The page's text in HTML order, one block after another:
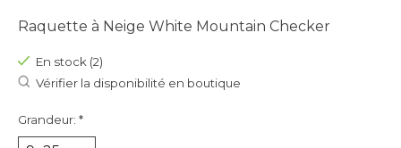
Raquette à Neige White Mountain Checker
En stock (2)
Vérifier la disponibilité en boutique
Grandeur: *